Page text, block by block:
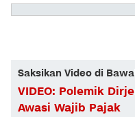
Saksikan Video di
VIDEO: Polemik
Awasi Wajib Pajak